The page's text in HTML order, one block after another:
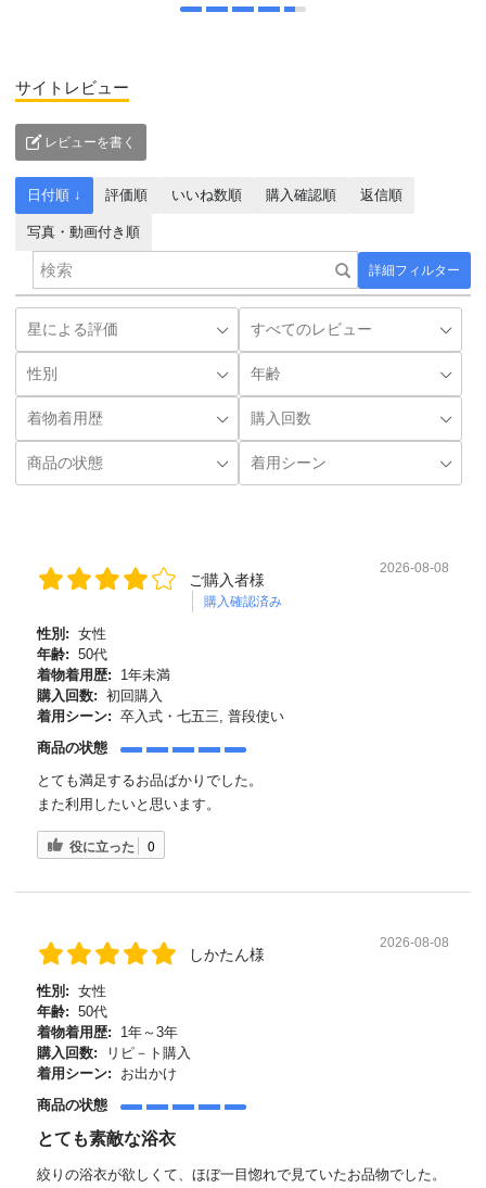
サイトレビュー
レビューを書く
詳細フィルター
日付順 ↓ 評価順 いいね数順 購入確認順 返信順
写真・動画付き順
ご購入者様
購入確認済み
2026-08-08
性別: 女性
年齢: 50代
着物着用歴:
1年未満
購入回数: 初回購入
着用シーン: 卒入式・七五三, 普段使い
商品の状態
とても満足するお品ばかりでした。
また利用したいと思います。
役に立った 0
しかたん様
2026-08-08
性別: 女性
年齢: 50代
着物着用歴:
1年～3年
購入回数:
リピ－ト購入
着用シーン:
お出かけ
商品の状態
とても素敵な浴衣
絞りの浴衣が欲しくて、ほぼ一目惚れで見ていたお品物でした。